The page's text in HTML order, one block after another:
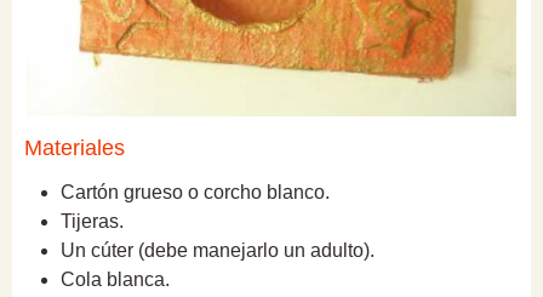
Materiales
Cartón grueso o corcho blanco.
Tijeras.
Un cúter (debe manejarlo un adulto).
Cola blanca.